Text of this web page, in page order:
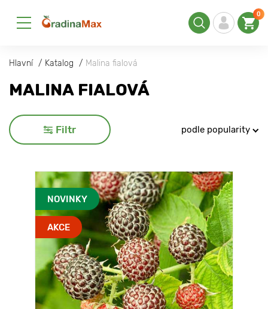
0
Hlavní Katalog Malina fialová
MALINA FIALOVÁ
Filtr podle popularity
NOVINKY
AKCE